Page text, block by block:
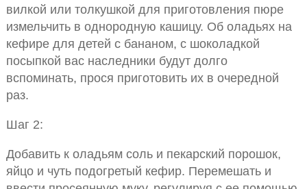
вилкой или толкушкой для приготовления пюре
измельчить в однородную кашицу. Об оладьях на
кефире для детей с бананом, с шоколадкой
посыпкой вас наследники будут долго
вспоминать, прося приготовить их в очередной
раз.
Шаг 2:
Добавить к оладьям соль и пекарский порошок,
яйцо и чуть подогретый кефир. Перемешать и